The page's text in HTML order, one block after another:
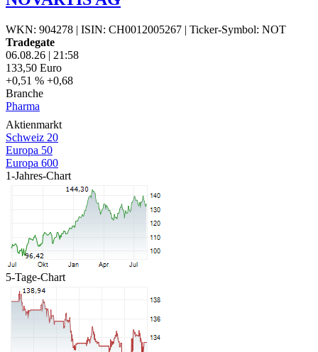
WKN: 904278 | ISIN: CH0012005267 | Ticker-Symbol: NOT
Tradegate
06.08.26 | 21:58
133,50 Euro
+0,51 % +0,68
Branche
Pharma
Aktienmarkt
Schweiz 20
Europa 50
Europa 600
1-Jahres-Chart
5-Tage-Chart